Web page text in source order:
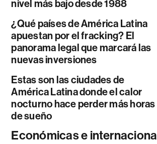
nivel más bajo desde 1988
¿Qué países de América Latina
apuestan por el fracking? El
panorama legal que marcará las
nuevas inversiones
Estas son las ciudades de
América Latina donde el calor
nocturno hace perder más horas
de sueño
Económicas e